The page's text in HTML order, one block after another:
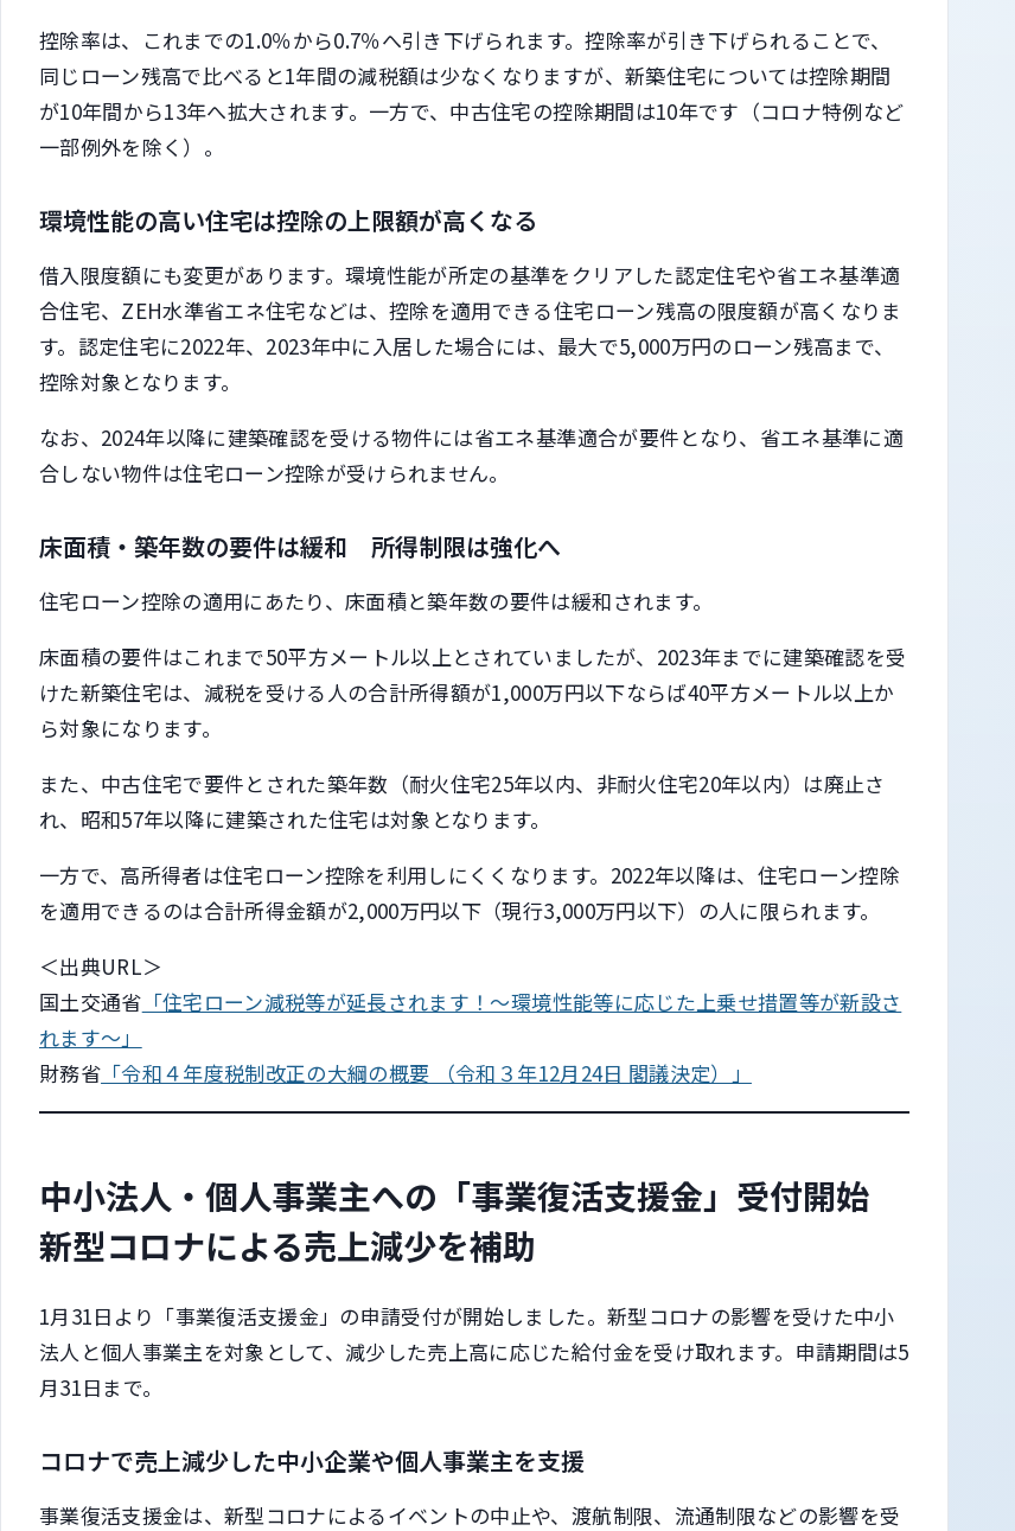
控除率は、これまでの1.0％から0.7％へ引き下げられます。控除率が引き下げられることで、
同じローン残高で比べると1年間の減税額は少なくなりますが、新築住宅については控除期間
が10年間から13年へ拡大されます。一方で、中古住宅の控除期間は10年です（コロナ特例など
一部例外を除く）。
環境性能の高い住宅は控除の上限額が高くなる
借入限度額にも変更があります。環境性能が所定の基準をクリアした認定住宅や省エネ基準適
合住宅、ZEH水準省エネ住宅などは、控除を適用できる住宅ローン残高の限度額が高くなりま
す。認定住宅に2022年、2023年中に入居した場合には、最大で5,000万円のローン残高まで、
控除対象となります。
なお、2024年以降に建築確認を受ける物件には省エネ基準適合が要件となり、省エネ基準に適
合しない物件は住宅ローン控除が受けられません。
床面積・築年数の要件は緩和 所得制限は強化へ
住宅ローン控除の適用にあたり、床面積と築年数の要件は緩和されます。
床面積の要件はこれまで50平方メートル以上とされていましたが、2023年までに建築確認を受
けた新築住宅は、減税を受ける人の合計所得額が1,000万円以下ならば40平方メートル以上か
ら対象になります。
また、中古住宅で要件とされた築年数（耐火住宅25年以内、非耐火住宅20年以内）は廃止さ
れ、昭和57年以降に建築された住宅は対象となります。
一方で、高所得者は住宅ローン控除を利用しにくくなります。2022年以降は、住宅ローン控除
を適用できるのは合計所得金額が2,000万円以下（現行3,000万円以下）の人に限られます。
＜出典URL＞
国土交通省 「住宅ローン減税等が延長されます！～環境性能等に応じた上乗せ措置等が新設さ
れます～」
財務省 「令和４年度税制改正の大綱の概要 （令和３年12月24日 閣議決定）」
中小法人・個人事業主への「事業復活支援金」受付開始
新型コロナによる売上減少を補助
1月31日より「事業復活支援金」の申請受付が開始しました。新型コロナの影響を受けた中小
法人と個人事業主を対象として、減少した売上高に応じた給付金を受け取れます。申請期間は5
月31日まで。
コロナで売上減少した中小企業や個人事業主を支援
事業復活支援金は、新型コロナによるイベントの中止や、渡航制限、流通制限などの影響を受